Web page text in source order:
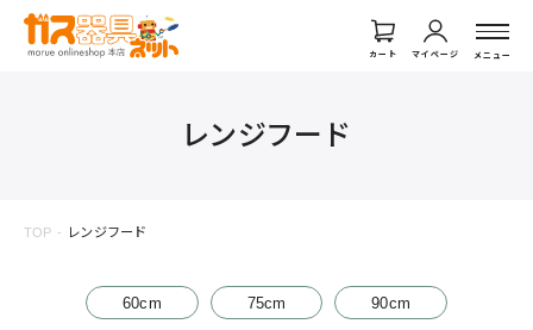
カート マイページ メニュー
レンジフード
TOP レンジフード
60cm 75cm 90cm